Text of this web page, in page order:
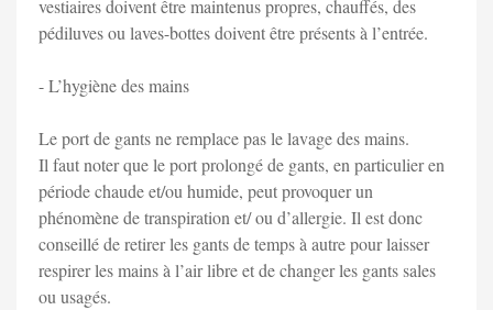
vestiaires doivent être maintenus propres, chauffés, des
pédiluves ou laves-bottes doivent être présents à l’entrée.
- L’hygiène des mains
Le port de gants ne remplace pas le lavage des mains.
Il faut noter que le port prolongé de gants, en particulier en
période chaude et/ou humide, peut provoquer un
phénomène de transpiration et/ ou d’allergie. Il est donc
conseillé de retirer les gants de temps à autre pour laisser
respirer les mains à l’air libre et de changer les gants sales
ou usagés.